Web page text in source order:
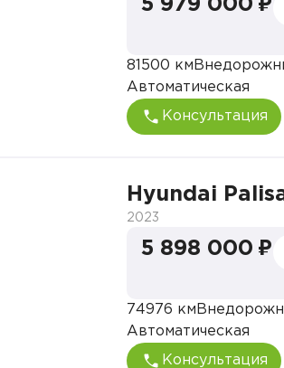
5 979 000 ₽
81500 км
Автоматическая
Консультация
Hyundai
2023
5 898 000 ₽
74976 км
Автоматическая
Консультация